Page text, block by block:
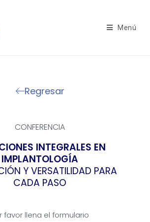
Menú
Regresar
CONFERENCIA
INTEGRALES EN
IMPLANTOLOGÍA
Y VERSATILIDAD PARA
CADA PASO
favor llena el formulario